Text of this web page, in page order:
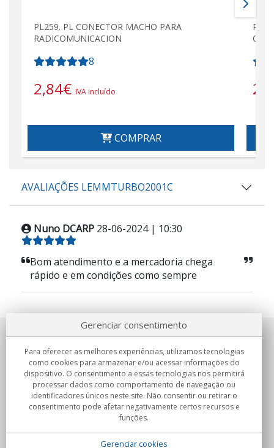
PL259. PL CONECTOR MACHO PARA
RADICOMUNICACION
8
2,84€ IVA incluído
COMPRAR
AVALIAÇÕES LEMMTURBO2001C
Nuno DCARP 28-06-2024 | 10:30
Bom atendimento e a mercadoria chega
rápido e em condições como sempre
Sobre nosotros
Compromissos
Compras
Gerenciar consentimento
Para oferecer as melhores experiências, utilizamos tecnologias
como cookies para armazenar e/ou acessar informações do
dispositivo. O consentimento a essas tecnologias nos permitirá
processar dados como comportamento de navegação ou
identificadores únicos neste site. Não consentir ou retirar o
consentimento pode afetar negativamente certos recursos e
funções.
Gerenciar cookies